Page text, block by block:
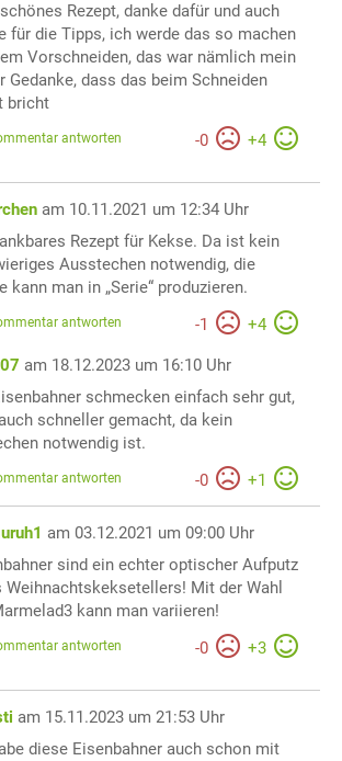
Rezept, danke dafür und auch
für die Tipps, ich werde das so machen
Vorschneiden, das war nämlich mein
Gedanke, dass das beim Schneiden
bricht
-0 +4
antworten
am 10.11.2021 um 12:34 Uhr
Rezept für Kekse. Da ist kein
Ausstechen notwendig, die
kann man in „Serie“ produzieren.
-1 +4
antworten
am 18.12.2023 um 16:10 Uhr
schmecken einfach sehr gut,
schneller gemacht, da kein
notwendig ist.
-0 +1
antworten
am 03.12.2021 um 09:00 Uhr
sind ein echter optischer Aufputz
Weihnachtskeksetellers! Mit der Wahl
kann man variieren!
-0 +3
antworten
am 15.11.2023 um 21:53 Uhr
diese Eisenbahner auch schon mit